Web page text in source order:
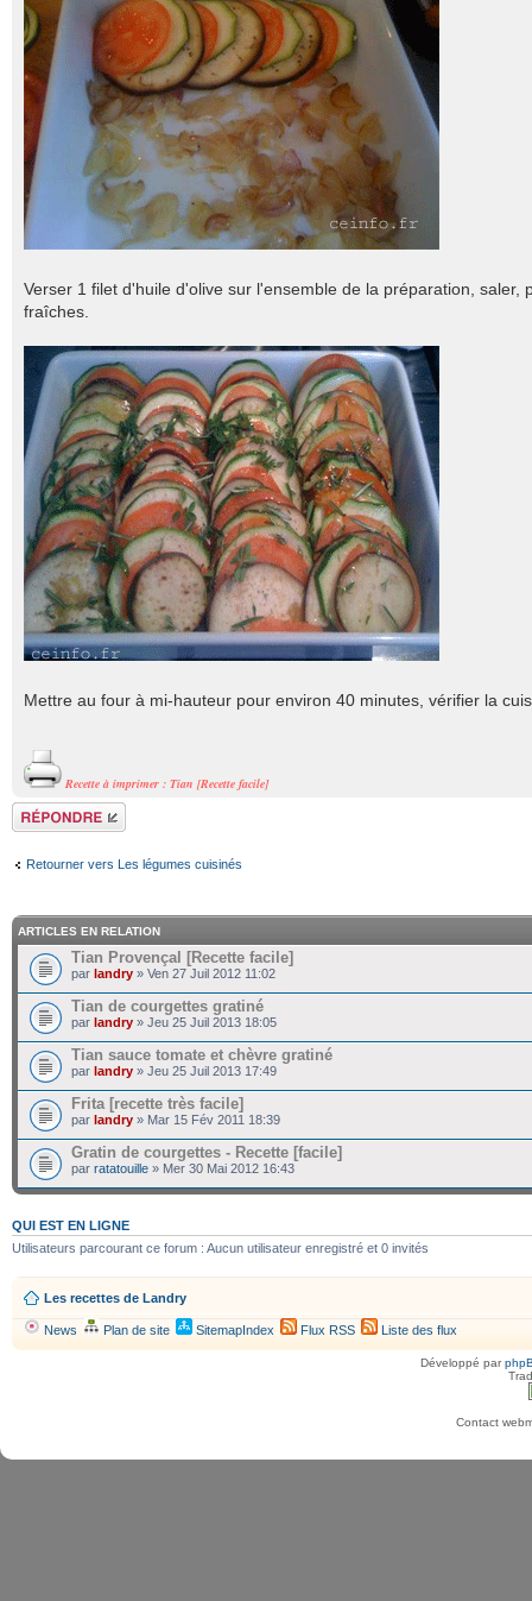
Verser 1 filet d'huile d'olive sur l'ensemble de la préparation, saler,
fraîches.
Mettre au four à mi-hauteur pour environ 40 minutes, vérifier la
Recette à imprimer : Tian [Recette facile]
Répondre
Retourner vers Les légumes cuisinés
ARTICLES EN RELATION
Tian Provençal [Recette facile]
par landry » Ven 27 Juil 2012 11:02
Tian de courgettes gratiné
par landry » Jeu 25 Juil 2013 18:05
Tian sauce tomate et chèvre gratiné
par landry » Jeu 25 Juil 2013 17:49
Frita [recette très facile]
par landry » Mar 15 Fév 2011 18:39
Gratin de courgettes - Recette [facile]
par ratatouille » Mer 30 Mai 2012 16:43
QUI EST EN LIGNE
Utilisateurs parcourant ce forum : Aucun utilisateur enregistré et 0 invités
Les recettes de Landry
News Plan de site SitemapIndex Flux RSS Liste des flux
Développé par
Contact